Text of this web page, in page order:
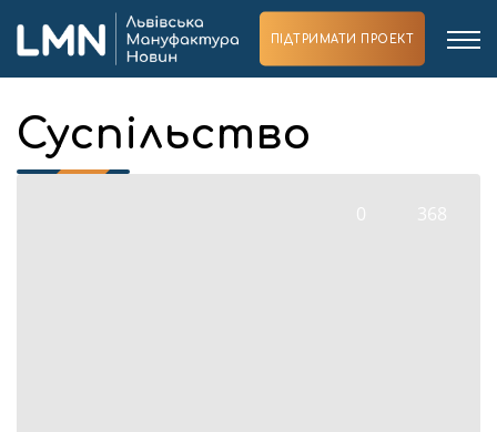
ПІДТРИМАТИ ПРОЕКТ
Суспільство
0 368